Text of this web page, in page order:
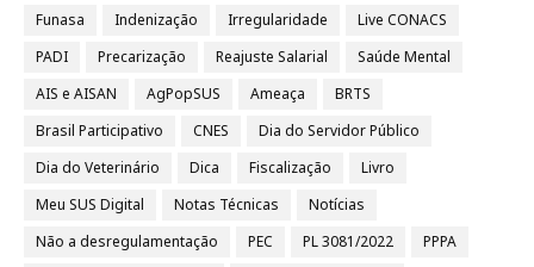
Funasa
Indenização Irregularidade
Live CONACS
PADI
Precarização Reajuste Salarial
Saúde Mental
AIS e AISAN
AgPopSUS Ameaça
BRTS
Brasil Participativo
CNES
Dia do Servidor Público
Dia do Veterinário
Dica Fiscalização
Livro
Meu SUS Digital
Notas Técnicas
Notícias
Não a desregulamentação
PEC PL 3081/2022
PPPA